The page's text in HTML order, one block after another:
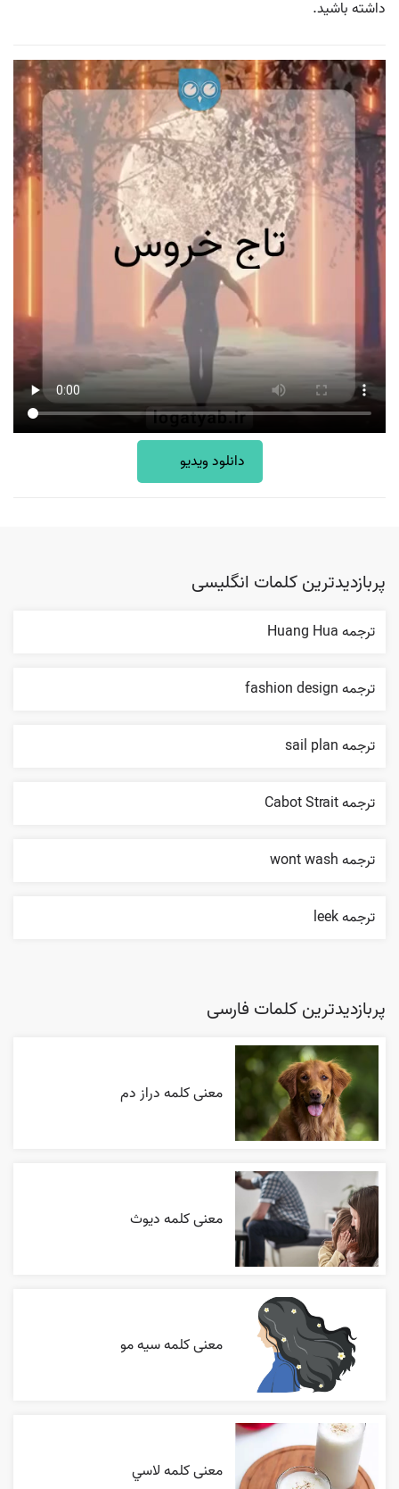
داشته باشید.
دانلود ویدیو
پربازدیدترین کلمات انگلیسی
ترجمه Huang Hua
ترجمه fashion design
ترجمه sail plan
ترجمه Cabot Strait
ترجمه wont wash
ترجمه leek
پربازدیدترین کلمات فارسی
معنی کلمه دراز دم
معنی کلمه دیوث
معنی کلمه سیه مو
معنی کلمه لاسي